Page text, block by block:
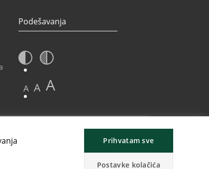
Prihvatam sve
Postavke kolačića
Podešavanja
A A A